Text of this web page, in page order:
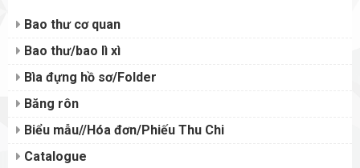
Bao thư cơ quan
Bao thư/bao lì xì
Bìa đựng hồ sơ/Folder
Băng rôn
Biểu mẫu//Hóa đơn/Phiếu Thu Chi
Catalogue